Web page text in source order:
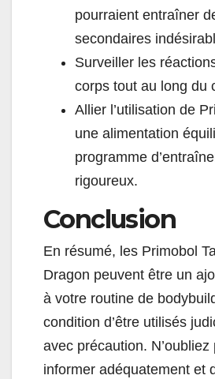
pourraient entraîner
secondaires
Surveiller les
corps tout au long du
Allier l’utilisation de
une alimentation
programme
rigoureux.
Conclusion
En résumé, les Primobol
Dragon peuvent être un
à votre routine de
condition d’être utilisés
avec précaution.
informer adéquatement et